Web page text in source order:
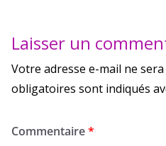
Laisser un
Votre adresse e-mail ne
obligatoires sont indiqués
Commentaire*